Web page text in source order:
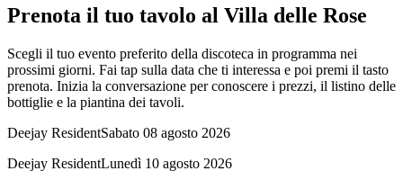
Prenota il tuo tavolo al Villa delle Rose
Scegli il tuo evento preferito della discoteca in programma nei
prossimi giorni. Fai tap sulla data che ti interessa e poi premi il tasto
prenota. Inizia la conversazione per conoscere i prezzi, il listino delle
bottiglie e la piantina dei tavoli.
Deejay ResidentSabato 08 agosto 2026
Deejay ResidentLunedì 10 agosto 2026